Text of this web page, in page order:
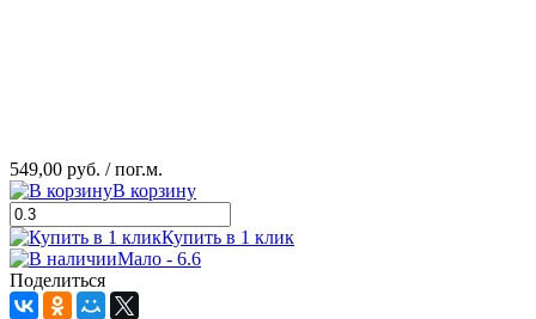
549,00 руб. / пог.м.
В корзину
Купить в 1 клик
Мало - 6.6
Поделиться